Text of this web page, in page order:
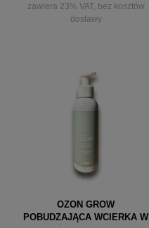
zawiera 23% VAT, bez kosztów
dostawy
powiadom o dostępności
OZON GROW
POBUDZAJĄCA WCIERKA W